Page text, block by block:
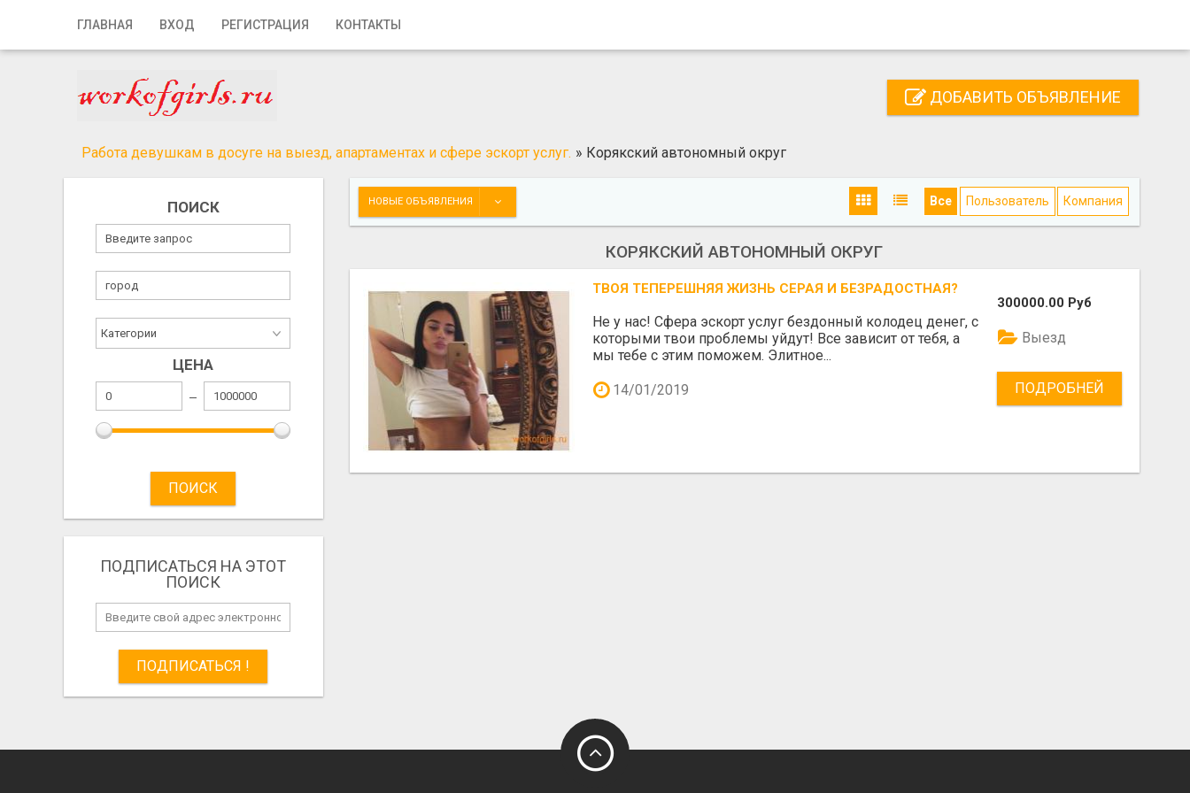
ГЛАВНАЯ ВХОД РЕГИСТРАЦИЯ КОНТАКТЫ
Главная
Регистрация
Добавить объявление
ДОБАВИТЬ ОБЪЯВЛЕНИЕ
Работа девушкам в досуге на выезд, апартаментах и сфере эскорт услуг. » Корякский автономный округ
ПОИСК
ЦЕНА
ПОИСК
ПОДПИСАТЬСЯ НА ЭТОТ
ПОИСК
ПОДПИСАТЬСЯ !
НОВЫЕ ОБЪЯВЛЕНИЯ Все Пользователь Компания
КОРЯКСКИЙ АВТОНОМНЫЙ ОКРУГ
ТВОЯ ТЕПЕРЕШНЯЯ ЖИЗНЬ СЕРАЯ И БЕЗРАДОСТНАЯ?
Не у нас! Сфера эскорт услуг бездонный колодец денег, с
которыми твои проблемы уйдут! Все зависит от тебя, а
мы тебе с этим поможем. Элитное...
14/01/2019
300000.00 Руб
Выезд
ПОДРОБНЕЙ